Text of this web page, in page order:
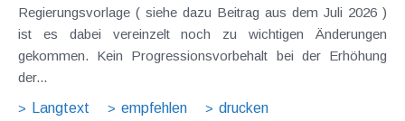
Regierungsvorlage ( siehe dazu Beitrag aus dem Juli 2026 )
ist es dabei vereinzelt noch zu wichtigen Änderungen
gekommen. Kein Progressionsvorbehalt bei der Erhöhung
der...
Langtext
empfehlen drucken